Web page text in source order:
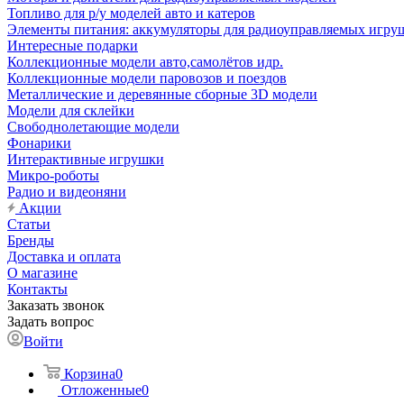
Топливо для р/у моделей авто и катеров
Элементы питания: аккумуляторы для радиоуправляемых
Интересные подарки
Коллекционные модели авто,самолётов идр.
Коллекционные модели паровозов и поездов
Металлические и деревянные сборные 3D модели
Модели для склейки
Свободнолетающие модели
Фонарики
Интерактивные игрушки
Микро-роботы
Радио и видеоняни
Акции
Статьи
Бренды
Доставка и оплата
О магазине
Контакты
Заказать звонок
Задать вопрос
Войти
Корзина0
Отложенные0